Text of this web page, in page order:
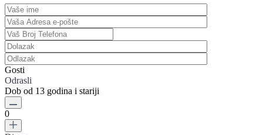
Gosti
Odrasli
Dob od 13 godina i stariji
0